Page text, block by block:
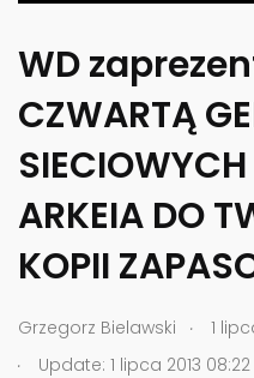
WD
CZWARTĄ
ARKEIA DO
KOPII
Grzegorz Bielawski .
1
.
Update: 1 lipca 2013 08:22